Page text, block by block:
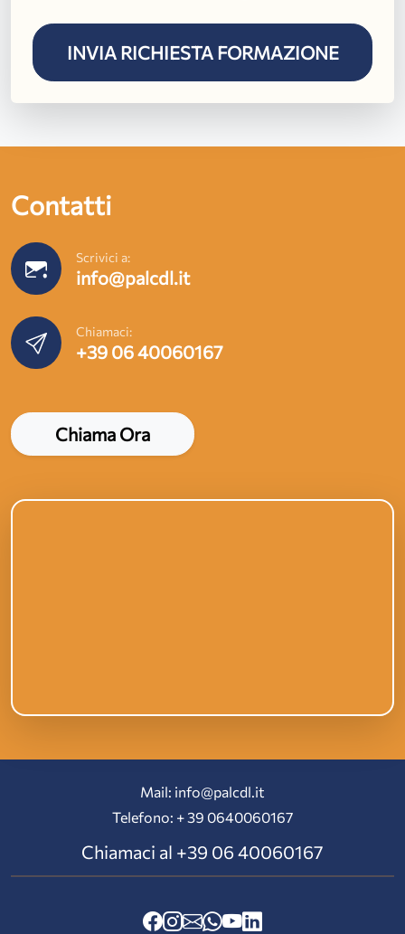
INVIA RICHIESTA FORMAZIONE
Contatti
Scrivici a:
info@palcdl.it
Chiamaci:
+39 06 40060167
Chiama Ora
Mail: info@palcdl.it
Telefono: + 39 0640060167
Chiamaci al +39 06 40060167